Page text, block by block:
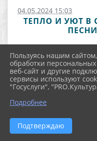
04.05.2024 15:03
ТЕПЛО И УЮТ В
ПЕСНИ
Пользуясь нашим
обработки
веб-сайт и другие
сервисы используют
"Госуслуги",
Подробнее
Подтверждаю